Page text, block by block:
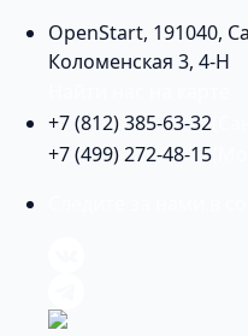
OpenStart, 191040,
Коломенская 3, 4-Н
+7 (812) 385-63-32
+7 (499) 272-48-15